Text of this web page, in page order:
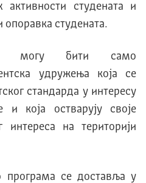
активности студената и
студената.
могу бити само
удружења која се
стандарда у интересу
и која остварују своје
интереса на територији
програма се доставља у